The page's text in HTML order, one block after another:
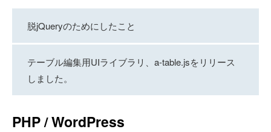
脱jQueryのためにしたこと
テーブル編集用UIライブラリ、a-table.jsをリリース
しました。
PHP / WordPress